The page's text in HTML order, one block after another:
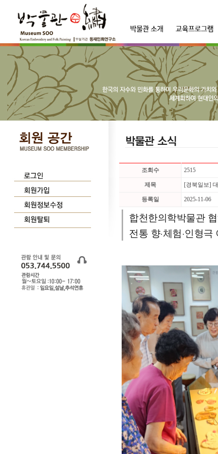
조회수 2515
제목 [경북일보]
등록일 2025-11-06
합천한의학박물관
전통 향·체험·인형